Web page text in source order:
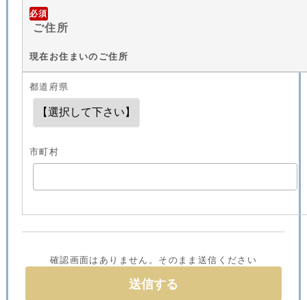
必須
ご住所
現在お住まいのご住所
都道府県
市町村
確認画面はありません。そのまま送信ください